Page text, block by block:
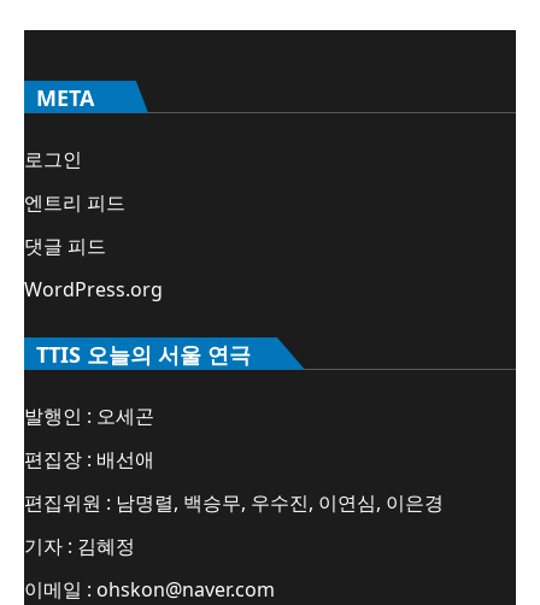
META
로그인
엔트리 피드
댓글 피드
WordPress.org
TTIS 오늘의 서울 연극
발행인 : 오세곤
편집장 : 배선애
편집위원 : 남명렬, 백승무, 우수진, 이연심, 이은경
기자 : 김혜정
이메일 : ohskon@naver.com